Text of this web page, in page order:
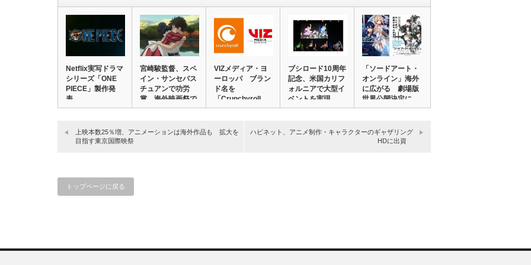
Netflix実写ドラマ
シリーズ「ONE
PIECE」製作発
表、…
宮崎駿監督、スペ
イン・サンセバス
チュアンで功労
賞 海外映画祭で
上…
VIZメディア・ヨ
ーロッパ ブラン
ド名を
「Crunchyroll…
ブシロード10周年
記念、米国カリフ
ォルニアで大型イ
ベントを実現
「ソードアート・
オンライン」海外
に広がる 劇場版
世界公開決定に、
…
上映本数25％増、アニメーションは海外作品も 拡大を
目指す東京国際映祭
ハピネット、アニメ制作・キャラクターのギャザリング
HDに出資
トップページに戻る